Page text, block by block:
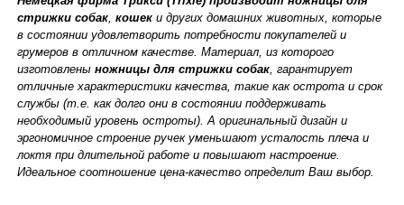
стрижки собак, кошек и других домашних животных, которые
в состоянии удовлетворить потребности покупателей и
грумеров в отличном качестве. Материал, из которого
изготовлены ножницы для стрижки собак, гарантирует
отличные характеристики качества, такие как острота и срок
службы (т.е. как долго они в состоянии поддерживать
необходимый уровень остроты). А оригинальный дизайн и
эргономичное строение ручек уменьшают усталость плеча и
локтя при длительной работе и повышают настроение.
Идеальное соотношение цена-качество определит Ваш выбор.